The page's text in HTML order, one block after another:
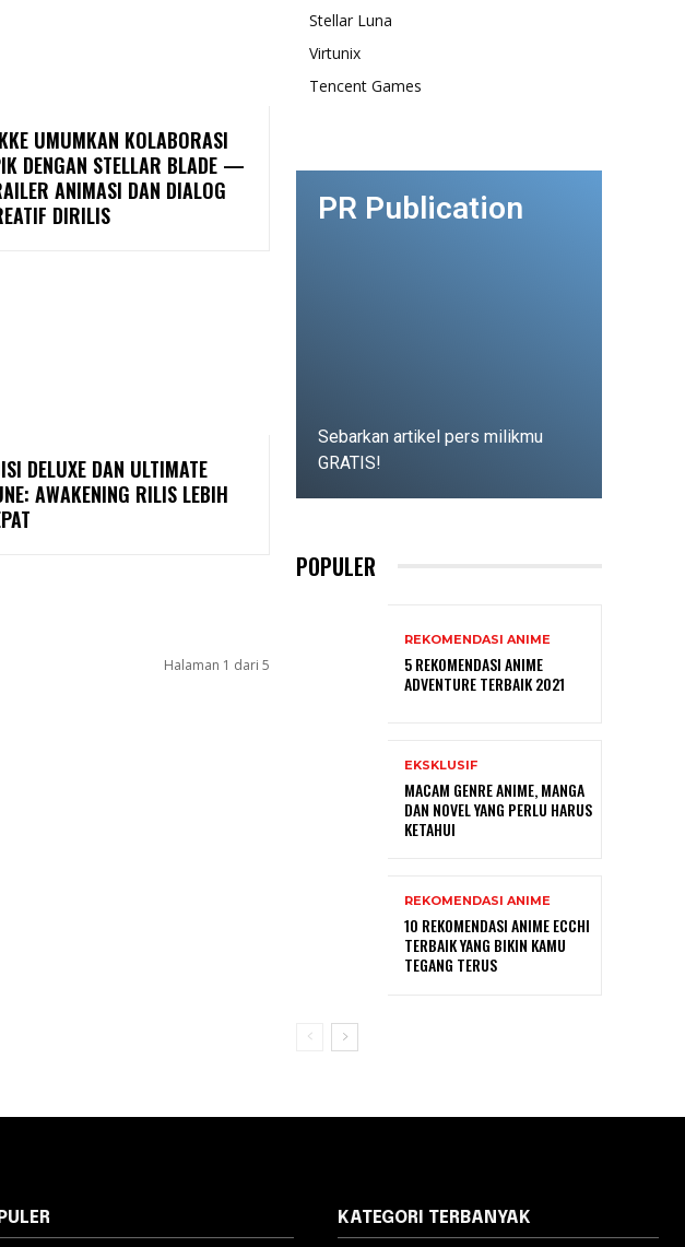
UMUMKAN KOLABORASI
DENGAN STELLAR BLADE —
ANIMASI DAN DIALOG
DIRILIS
DELUXE DAN ULTIMATE
AWAKENING RILIS LEBIH
Halaman 1 dari 5
Stellar Luna
Virtunix
Tencent Games
PR Publication
Sebarkan artikel pers milikmu
GRATIS!
POPULER
REKOMENDASI ANIME
5 REKOMENDASI ANIME
ADVENTURE TERBAIK 2021
EKSKLUSIF
MACAM GENRE ANIME, MANGA
DAN NOVEL YANG PERLU HARUS
KETAHUI
REKOMENDASI ANIME
10 REKOMENDASI ANIME ECCHI
TERBAIK YANG BIKIN KAMU
TEGANG TERUS
KATEGORI TERBANYAK